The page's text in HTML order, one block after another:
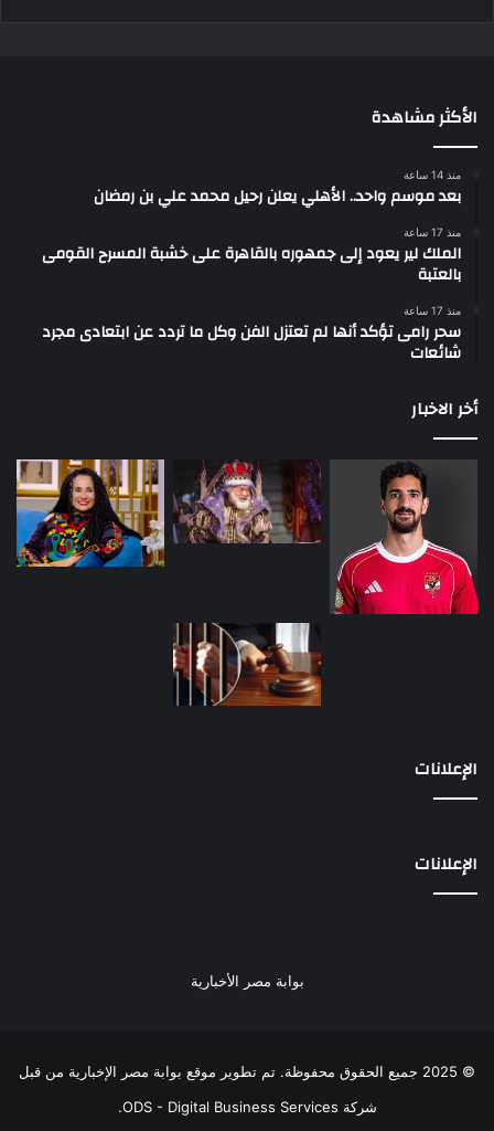
الأكثر مشاهدة
منذ 14 ساعة
بعد موسم واحد.. الأهلي يعلن رحيل محمد علي بن رمضان
منذ 17 ساعة
الملك لير يعود إلى جمهوره بالقاهرة على خشبة المسرح القومى
بالعتبة
منذ 17 ساعة
سحر رامى تؤكد أنها لم تعتزل الفن وكل ما تردد عن ابتعادى مجرد
شائعات
أخر الاخبار
الإعلانات
الإعلانات
بوابة مصر الأخبارية
© 2025 جميع الحقوق محفوظة. تم تطوير موقع بوابة مصر الإخبارية من قبل
شركة ODS - Digital Business Services
.